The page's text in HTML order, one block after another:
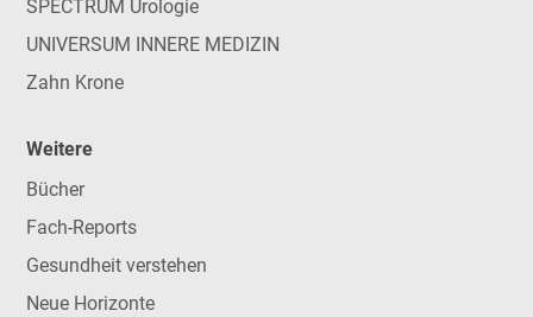
SPECTRUM Urologie
UNIVERSUM INNERE MEDIZIN
Zahn Krone
Weitere
Bücher
Fach-Reports
Gesundheit verstehen
Neue Horizonte